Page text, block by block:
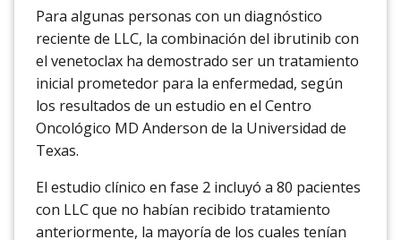
Para algunas personas con un diagnóstico
reciente de LLC, la combinación del ibrutinib con
el venetoclax ha demostrado ser un tratamiento
inicial prometedor para la enfermedad, según
los resultados de un estudio en el Centro
Oncológico MD Anderson de la Universidad de
Texas.
El estudio clínico en fase 2 incluyó a 80 pacientes
con LLC que no habían recibido tratamiento
anteriormente, la mayoría de los cuales tenían